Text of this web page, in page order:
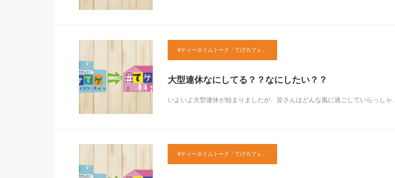
#ティータイムトーク「てげカフェ」
大型連休なにしてる？？なにしたい？？
いよいよ大型連休が始まりましたが、皆さんはどんな風に過ごしていらっしゃ…
#ティータイムトーク「てげカフェ」